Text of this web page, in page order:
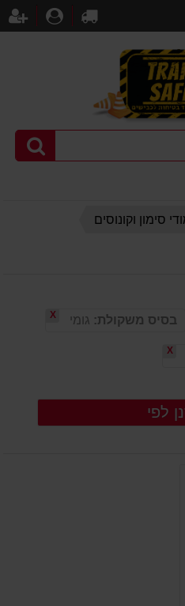
לקופה
סימון וקונוסים
בסיס משקולת: גומי X
X
לפי